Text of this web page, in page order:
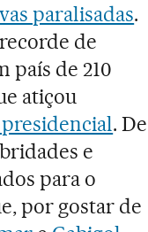
paralisadas.
de
país de 210
atiçou
. De
e
para o
por gostar de